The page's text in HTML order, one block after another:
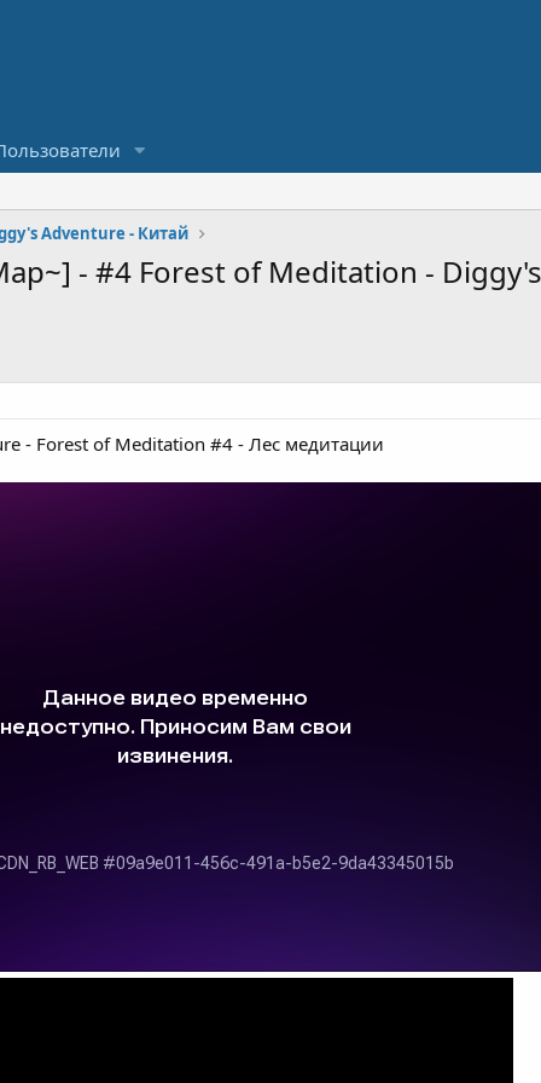
Adventure - Китай
- #4 Forest of Meditation -
- Forest of Meditation #4 - Лес медитации